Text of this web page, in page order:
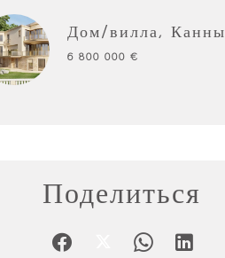
Дом/вилла, Канны
6 800 000 €
Поделиться